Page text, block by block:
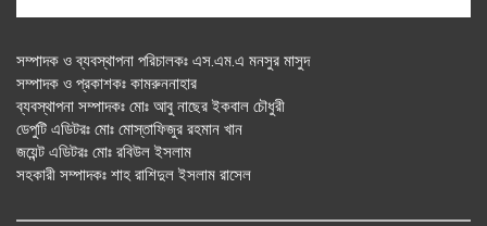
সম্পাদক ও ব্যবস্থাপনা পরিচালকঃ এস.এম.এ মনসুর মাসুদ
সম্পাদক ও প্রকাশকঃ কামরুননাহার
ব্যবস্থাপনা সম্পাদকঃ মোঃ আবু নাছের ইকবাল চৌধুরী
ডেপুটি এডিটরঃ মোঃ মোস্তাফিজুর রহমান খান
জয়েন্ট এডিটরঃ মোঃ রবিউল ইসলাম
সহকারী সম্পাদকঃ শাহ রাশিদুল ইসলাম রাসেল